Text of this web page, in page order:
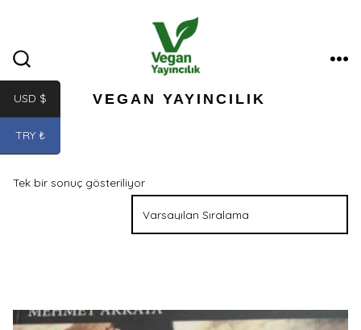
ÇUBUĞUNU
GÖSTER/GIZLEVEGAN YAYINCILIK
Tek bir sonuç gösteriliyor
USD $
TRY ₺